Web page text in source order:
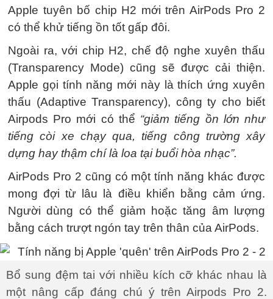
Apple tuyên bố chip H2 mới trên AirPods Pro 2
có thể khử tiếng ồn tốt gấp đôi.
Ngoài ra, với chip H2, chế độ nghe xuyên thấu
(Transparency Mode) cũng sẽ được cải thiện.
Apple gọi tính năng mới này là thích ứng xuyên
thấu (Adaptive Transparency), công ty cho biết
Airpods Pro mới có thể “giảm tiếng ồn lớn như
tiếng còi xe chạy qua, tiếng công trường xây
dựng hay thậm chí là loa tại buổi hòa nhạc”.
AirPods Pro 2 cũng có một tính năng khác được
mong đợi từ lâu là điều khiển bằng cảm ứng.
Người dùng có thể giảm hoặc tăng âm lượng
bằng cách trượt ngón tay trên thân của AirPods.
Bổ sung đệm tai với nhiều kích cỡ khác nhau là
một nâng cấp đáng chú ý trên Airpods Pro 2.